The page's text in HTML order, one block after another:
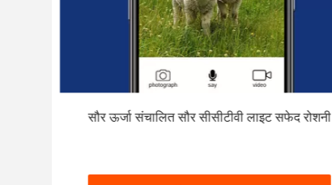
सौर ऊर्जा संचालित सौर सीसीटीवी लाइट सफेद रोशनी